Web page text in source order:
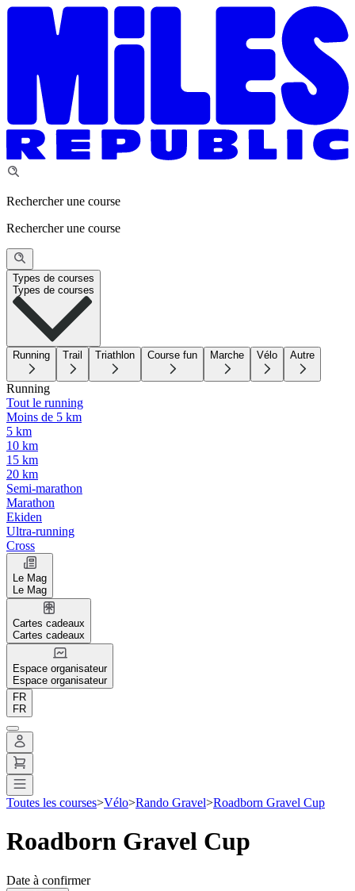
Rechercher une course
Rechercher une course
Types de courses
Types de courses
Running Trail Triathlon Course fun Marche Vélo Autre
Running
Tout le running
Moins de 5 km
5 km
10 km
15 km
20 km
Semi-marathon
Marathon
Ekiden
Ultra-running
Cross
Le Mag
Le Mag
Cartes cadeaux
Cartes cadeaux
Espace organisateur
Espace organisateur
FR
FR
Toutes les courses>Vélo>Rando Gravel>Roadborn Gravel Cup
Roadborn Gravel Cup
Date à confirmer